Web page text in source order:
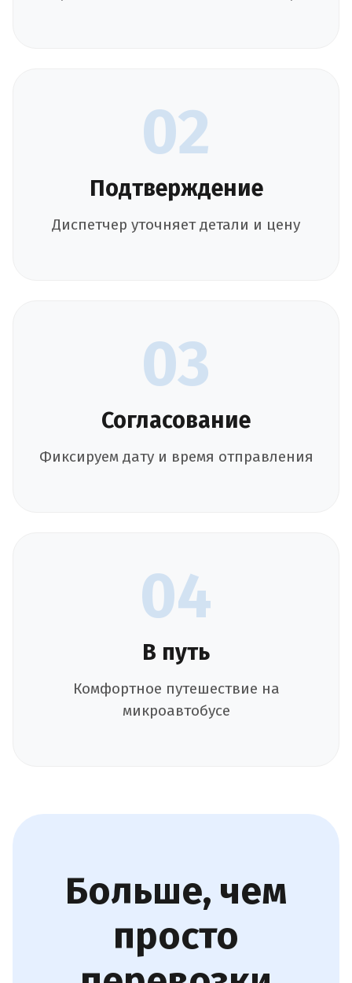
02
Подтверждение
Диспетчер уточняет детали и цену
03
Согласование
Фиксируем дату и время отправления
04
В путь
Комфортное путешествие на
микроавтобусе
Больше, чем
просто